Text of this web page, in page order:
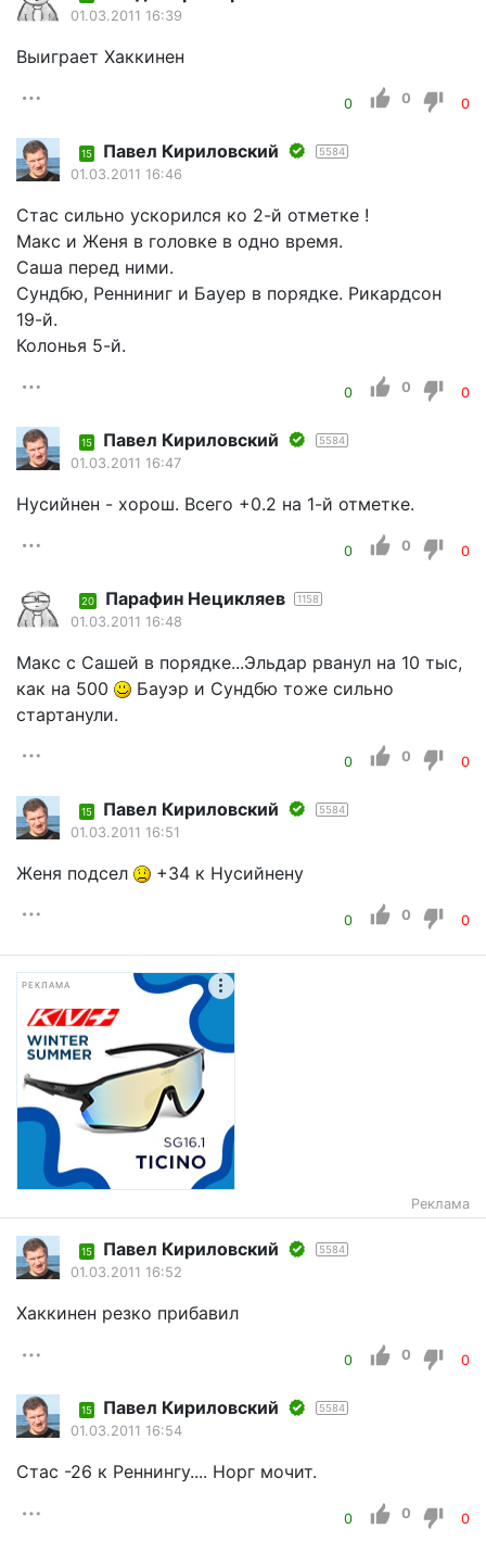
01.03.2011 16:39
Выиграет Хаккинен
0 0 0
15 Павел Кириловский 5584
01.03.2011 16:46
Стас сильно ускорился ко 2-й отметке !
Макс и Женя в головке в одно время.
Саша перед ними.
Сундбю, Ренниниг и Бауер в порядке. Рикардсон
19-й.
Колонья 5-й.
0 0 0
15 Павел Кириловский 5584
01.03.2011 16:47
Нусийнен - хорош. Всего +0.2 на 1-й отметке.
0 0 0
20 Парафин Нецикляев 1158
01.03.2011 16:48
Макс с Сашей в порядке...Эльдар рванул на 10 тыс,
как на 500
Бауэр и Сундбю тоже сильно
стартанули.
0 0 0
15 Павел Кириловский 5584
01.03.2011 16:51
Женя подсел +34 к Нусийнену
0 0 0
РЕКЛАМА
Реклама
15 Павел Кириловский 5584
01.03.2011 16:52
Хаккинен резко прибавил
0 0 0
15 Павел Кириловский 5584
01.03.2011 16:54
Стас -26 к Реннингу.... Норг мочит.
0 0 0